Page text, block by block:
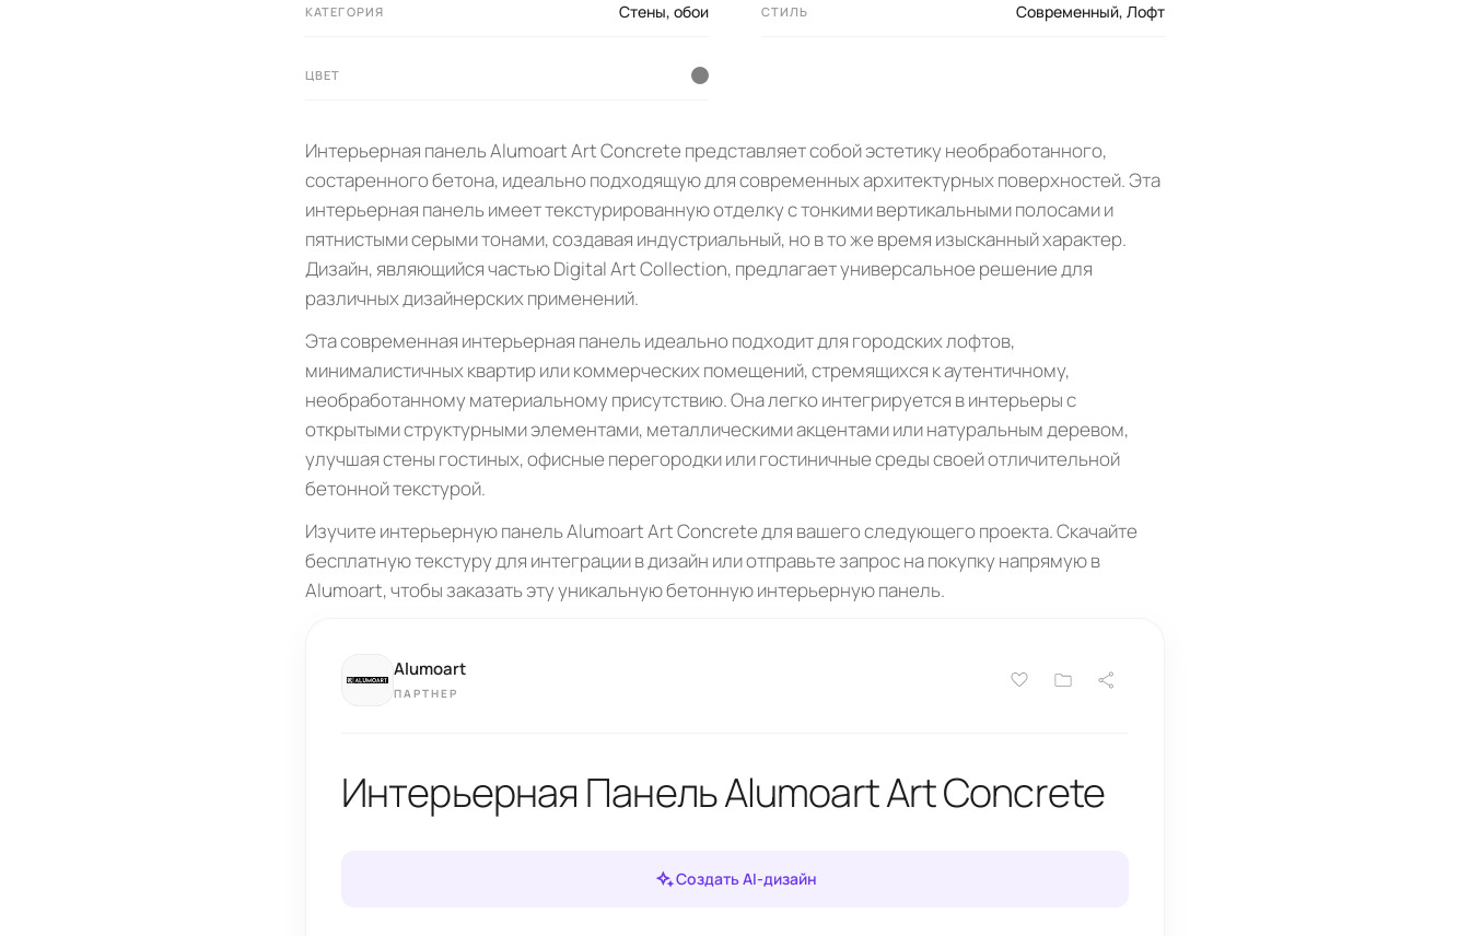
КАТЕГОРИЯ Стены, обои СТИЛЬ Современный, Лофт
ЦВЕТ
Интерьерная панель Alumoart Art Concrete представляет собой эстетику необработанного,
состаренного бетона, идеально подходящую для современных архитектурных поверхностей. Эта
интерьерная панель имеет текстурированную отделку с тонкими вертикальными полосами и
пятнистыми серыми тонами, создавая индустриальный, но в то же время изысканный характер.
Дизайн, являющийся частью Digital Art Collection, предлагает универсальное решение для
различных дизайнерских применений.
Эта современная интерьерная панель идеально подходит для городских лофтов,
минималистичных квартир или коммерческих помещений, стремящихся к аутентичному,
необработанному материальному присутствию. Она легко интегрируется в интерьеры с
открытыми структурными элементами, металлическими акцентами или натуральным деревом,
улучшая стены гостиных, офисные перегородки или гостиничные среды своей отличительной
бетонной текстурой.
Изучите интерьерную панель Alumoart Art Concrete для вашего следующего проекта. Скачайте
бесплатную текстуру для интеграции в дизайн или отправьте запрос на покупку напрямую в
Alumoart, чтобы заказать эту уникальную бетонную интерьерную панель.
Alumoart
ПАРТНЕР
Интерьерная Панель Alumoart Art Concrete
Создать AI-дизайн